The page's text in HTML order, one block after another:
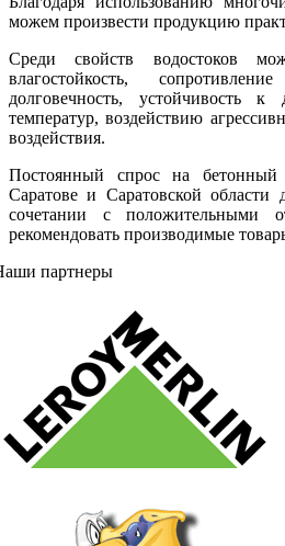
можем произвести продукцию
Среди свойств водостоков
влагостойкость,
долговечность, устойчивость к
температур, воздействию
воздействия.
Постоянный спрос на бетонный
Саратове и Саратовской области
сочетании с положительными
рекомендовать производимые
партнеры